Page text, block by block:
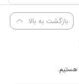
بازگشت به بالا